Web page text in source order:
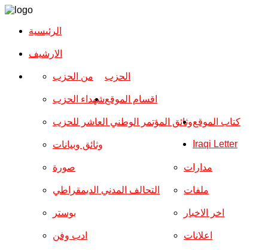
الرئيسية
الارشیف
الحزب من الحزب
شهداء الحزب
وثائق المؤتمر الوطني العاشر للحزب
وثائق وبيانات
اقسام الموقع
صورة
التحالف المدني الديمقراطي
بوستر
ادب وفن
مدارات
ملفات
اخر الاخبار
اعلانات
كتاب الموقع
Iraqi Letter